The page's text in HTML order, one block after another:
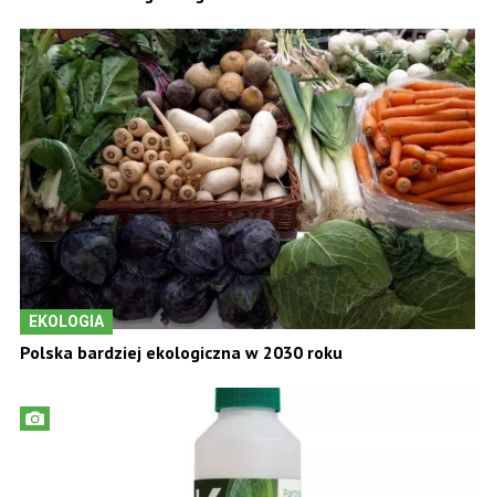
EKOLOGIA
Polska bardziej ekologiczna w 2030 roku